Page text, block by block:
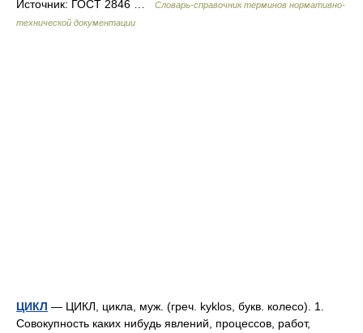
Источник: ГОСТ 2846 …
Словарь-справочник терминов нормативно-
технической документации
ЦИКЛ — ЦИКЛ, цикла, муж. (греч. kyklos, букв. колесо). 1.
Совокупность каких нибудь явлений, процессов, работ,